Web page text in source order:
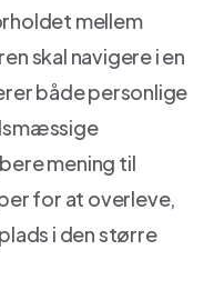
mellem
skal navigere i en
både personlige
mening til
for at overleve,
i den større